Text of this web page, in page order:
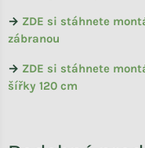
→ ZDE si stáhnete
zábranou
→ ZDE si stáhnete
šířky 120 cm